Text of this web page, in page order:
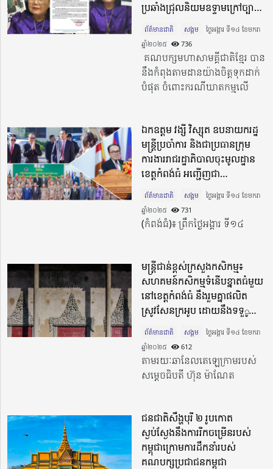
ប្រឆាំងជ្រុលនិយមឧទ្ទាមក្រៅច្បាប់
ដើម្បីទម្លាក់កំហុសមកលើរាជ
រដ្ឋាភិបាលកម្ពុជា
ព័ត៌មានជាតិ សង្គម
ថ្ងៃអង្គារ ទី១៤ ខែមករា
ឆ្នាំ២០២៥​
736
គណបក្សមហាសាមគ្គីជាតិខ្មែរ បាន
នឹងកំពុងតាមដានយ៉ាងចិត្តទុកដាក់
បំផុត ចំពោះករណីឃាតកម្មលើ
ឯកឧត្តម វង្សី វិស្សុត ឧបនាយករដ្ឋ
មន្ត្រីប្រចាំការ និងជាប្រធានក្រុម
ការងាររាជរដ្ឋាភិបាលចុះមូលដ្ឋាន
ខេត្តកំពង់ធំ អញ្ជើញជា
អធិបតីបិទសន្និបាតប្រចាំឆ្នាំរបស់
រដ្ឋបាលខេត្តកំពង់ធំ
ព័ត៌មានជាតិ សង្គម
ថ្ងៃអង្គារ ទី១៤ ខែមករា
ឆ្នាំ២០២៥​
731
(កំពង់ធំ)៖ ព្រឹកថ្ងៃអង្គារ ទី១៤
មន្ត្រីជាន់ខ្ពស់ក្រសួងកសិកម្ម៖
សហគមន៍កសិកម្មទំនើបខ្នាតធំមួយ
នៅខេត្តកំពង់ធំ នឹងរួមគ្នាផលិត
ស្រូវសែនក្រអូប ដោយនឹងទទួូល
តម្លៃកុងត្រាទុកជាមុន ចាប់ពី
១៣០០៛/គីឡូក្រាមឡើងទៅ!
ព័ត៌មានជាតិ សង្គម
ថ្ងៃអង្គារ ទី១៤ ខែមករា
ឆ្នាំ២០២៥​
612
តាមរយៈឆានែលតេឡេក្រាមរបស់
សម្ដេចធិបតី ហ៊ុន ម៉ាណែត
ជនជាតិសឹង្ហបុរី ២ រូបកោត
ស្ងប់ស្ងែងនឹងការរីកចម្រើនរបស់
កម្ពុជាក្រោមការដឹកនាំរបស់
គណបក្សប្រជាជនកម្ពុជា